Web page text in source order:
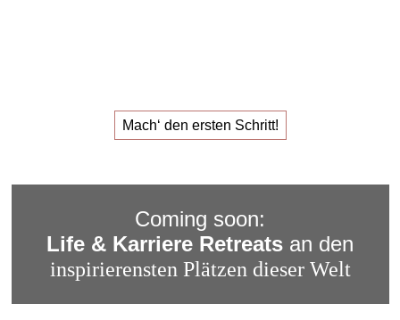
Mach‘ den ersten Schritt!
Coming soon:
Life & Karriere Retreats an den
inspirierensten Plätzen dieser Welt